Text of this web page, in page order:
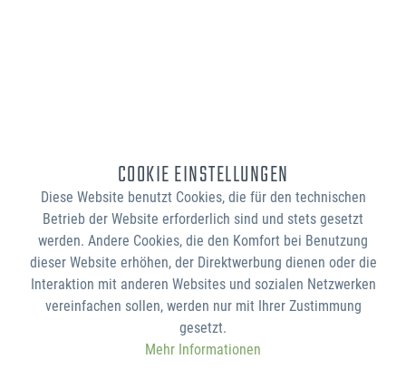
COOKIE EINSTELLUNGEN
Diese Website benutzt Cookies, die für den technischen
Betrieb der Website erforderlich sind und stets gesetzt
werden. Andere Cookies, die den Komfort bei Benutzung
dieser Website erhöhen, der Direktwerbung dienen oder die
Interaktion mit anderen Websites und sozialen Netzwerken
vereinfachen sollen, werden nur mit Ihrer Zustimmung
gesetzt.
Mehr Informationen